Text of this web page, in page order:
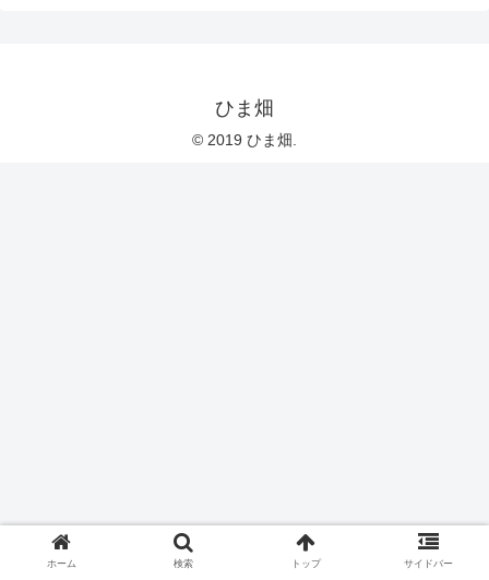
ひま畑
© 2019 ひま畑.
ホーム 検索 トップ サイドバー